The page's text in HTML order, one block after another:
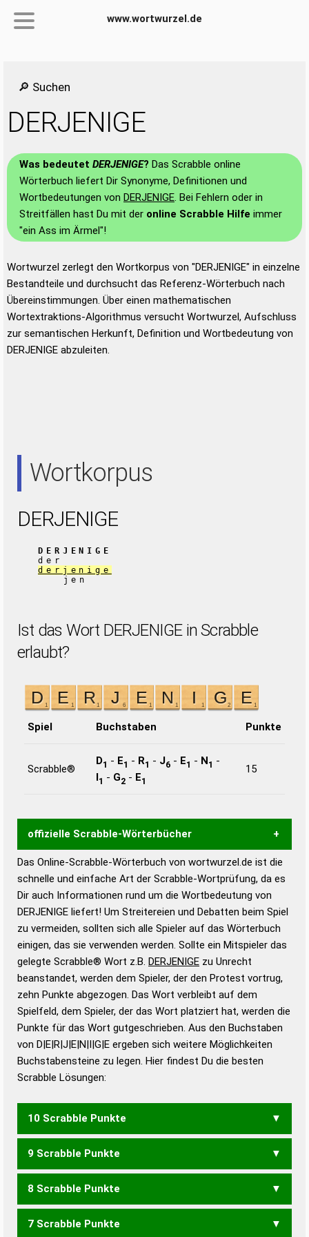
www.wortwurzel.de
🔎 Suchen
DERJENIGE
Was bedeutet DERJENIGE? Das Scrabble online
Wörterbuch liefert Dir Synonyme, Definitionen und
Wortbedeutungen von DERJENIGE. Bei Fehlern oder in
Streitfällen hast Du mit der online Scrabble Hilfe immer
"ein Ass im Ärmel"!
Wortwurzel zerlegt den Wortkorpus von "DERJENIGE" in einzelne
Bestandteile und durchsucht das Referenz-Wörterbuch nach
Übereinstimmungen. Über einen mathematischen
Wortextraktions-Algorithmus versucht Wortwurzel, Aufschluss
zur semantischen Herkunft, Definition und Wortbedeutung von
DERJENIGE abzuleiten.
Wortkorpus
DERJENIGE
DERJENIGE
der
derjenige
jen
Ist das Wort DERJENIGE in Scrabble
erlaubt?
Spiel Buchstaben Punkte
Scrabble®
D1 - E1 - R1 - J6 - E1 - N1 -
I1 - G2 - E1
15
offizielle Scrabble-Wörterbücher
Wortwurzel liefert mit Hilfe eines semantischen
Wortanalyse-Algorithmus gute Anhaltspunkte zu
Wortbedeutung, Worttrennung und Wortform, um die
Gültigkeit eines Wortes für das Scrabble-Spiel zu
bestimmen!
zugelassene Turnier Scrabble-
Wörterbücher sind:
Duden – Standardwerk in 12 Bänden
Duden – Richtiges und gutes
Deutsch
Duden – Die deutsche Grammatik
Duden – Deutsches
Das Online-Scrabble-Wörterbuch von wortwurzel.de ist die
schnelle und einfache Art der Scrabble-Wortprüfung, da es
Dir auch Informationen rund um die Wortbedeutung von
DERJENIGE liefert! Um Streitereien und Debatten beim Spiel
zu vermeiden, sollten sich alle Spieler auf das Wörterbuch
einigen, das sie verwenden werden. Sollte ein Mitspieler das
gelegte Scrabble® Wort z.B. DERJENIGE zu Unrecht
beanstandet, werden dem Spieler, der den Protest vortrug,
zehn Punkte abgezogen. Das Wort verbleibt auf dem
Spielfeld, dem Spieler, der das Wort platziert hat, werden die
Punkte für das Wort gutgeschrieben. Aus den Buchstaben
von D|E|R|J|E|N|I|G|E ergeben sich weitere Möglichkeiten
Buchstabensteine zu legen. Hier findest Du die besten
Scrabble Lösungen:
10 Scrabble Punkte
JEDEN JEDER JENER
9 Scrabble Punkte
JEDE JEIN JENE GIERENDE
8 Scrabble Punkte
JIN EIGENER EIGNERE
7 Scrabble Punkte